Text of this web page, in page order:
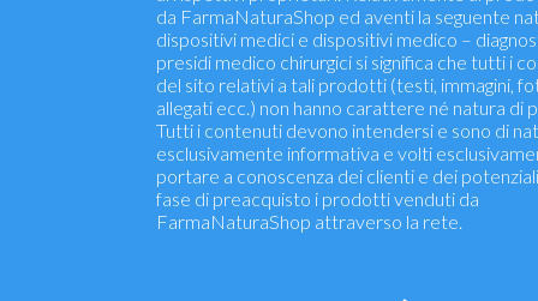
da FarmaNaturaShop ed aventi la seguente
dispositivi medici e dispositivi medico –
presidi medico chirurgici si significa che tutti i
del sito relativi a tali prodotti (testi, immagini,
allegati ecc.) non hanno carattere né natura di
Tutti i contenuti devono intendersi e sono di
esclusivamente informativa e volti
portare a conoscenza dei clienti e dei
fase di preacquisto i prodotti venduti da
FarmaNaturaShop attraverso la rete.